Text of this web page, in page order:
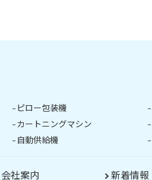
ピロー包装機
カートニングマシン
自動供給機
会社案内 新着情報